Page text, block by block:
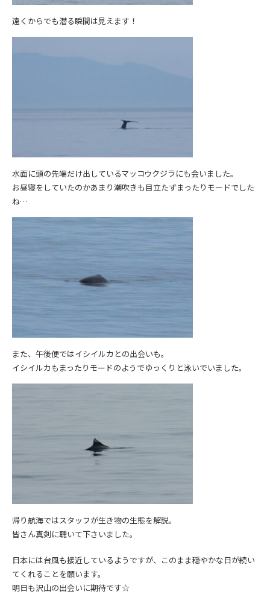
遠くからでも潜る瞬間は見えます！
水面に頭の先端だけ出しているマッコウクジラにも会いました。
お昼寝をしていたのかあまり潮吹きも目立たずまったりモードでした
ね…
また、午後便ではイシイルカとの出会いも。
イシイルカもまったりモードのようでゆっくりと泳いでいました。
帰り航海ではスタッフが生き物の生態を解説。
皆さん真剣に聴いて下さいました。
日本には台風も接近しているようですが、このまま穏やかな日が続い
てくれることを願います。
明日も沢山の出会いに期待です☆